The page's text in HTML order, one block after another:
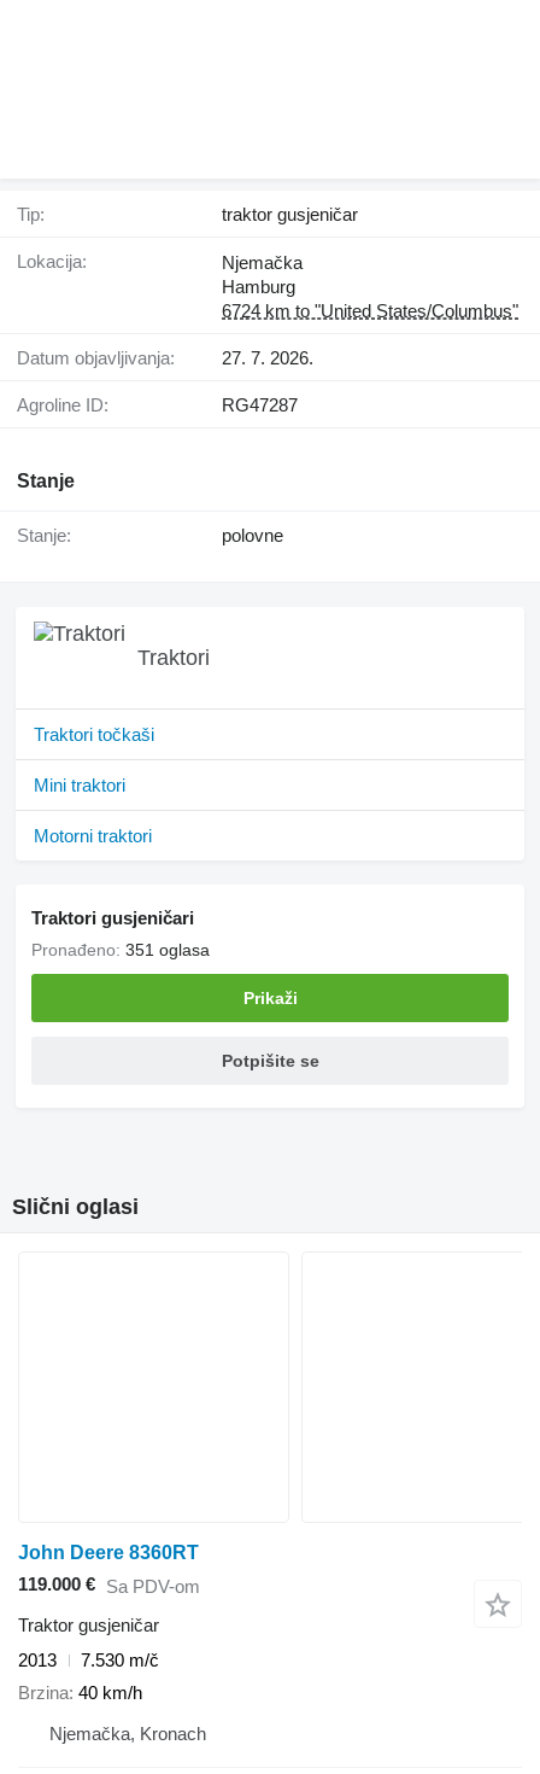
Tip: traktor gusjeničar
Lokacija:
Njemačka
Hamburg
6724 km to "United States/Columbus"
Datum objavljivanja: 27. 7. 2026.
Agroline ID: RG47287
Stanje
Stanje: polovne
Traktori
Traktori točkaši
Mini traktori
Motorni traktori
Traktori gusjeničari
Pronađeno: 351 oglasa
Prikaži
Potpišite se
Slični oglasi
John Deere 8360RT
119.000 € Sa PDV-om
Traktor gusjeničar
2013
7.530 m/č
Brzina 40 km/h
Njemačka, Kronach